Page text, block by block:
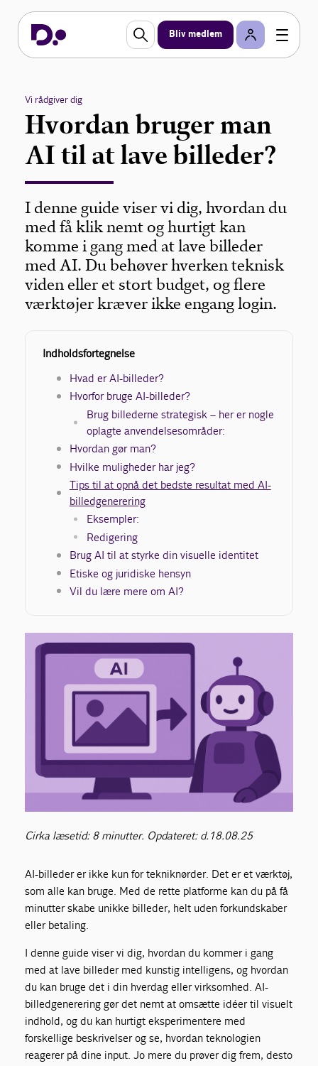
Bliv medlem
Vi rådgiver dig
Hvordan bruger man
AI til at lave billeder?
I denne guide viser vi dig, hvordan du
med få klik nemt og hurtigt kan
komme i gang med at lave billeder
med AI. Du behøver hverken teknisk
viden eller et stort budget, og flere
værktøjer kræver ikke engang login.
Indholdsfortegnelse
Hvad er AI-billeder?
Hvorfor bruge AI-billeder?
Brug billederne strategisk – her er nogle
oplagte anvendelsesområder:
Hvordan gør man?
Hvilke muligheder har jeg?
Tips til at opnå det bedste resultat med AI-
billedgenerering
Eksempler:
Redigering
Brug AI til at styrke din visuelle identitet
Etiske og juridiske hensyn
Vil du lære mere om AI?
Cirka læsetid: 8 minutter. Opdateret: d.18.08.25
AI-billeder er ikke kun for tekniknørder. Det er et værktøj,
som alle kan bruge. Med de rette platforme kan du på få
minutter skabe unikke billeder, helt uden forkundskaber
eller betaling.
I denne guide viser vi dig, hvordan du kommer i gang
med at lave billeder med kunstig intelligens, og hvordan
du kan bruge det i din hverdag eller virksomhed. AI-
billedgenerering gør det nemt at omsætte idéer til visuelt
indhold, og du kan hurtigt eksperimentere med
forskellige beskrivelser og se, hvordan teknologien
reagerer på dine input. Jo mere du prøver dig frem, desto